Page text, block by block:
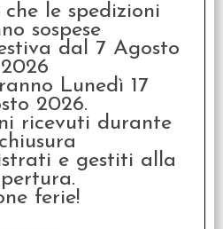
17,59
le spedizioni
sospese
dal 7 Agosto
2026
Lunedì 17
2026.
ricevuti durante
e gestiti alla
ferie!